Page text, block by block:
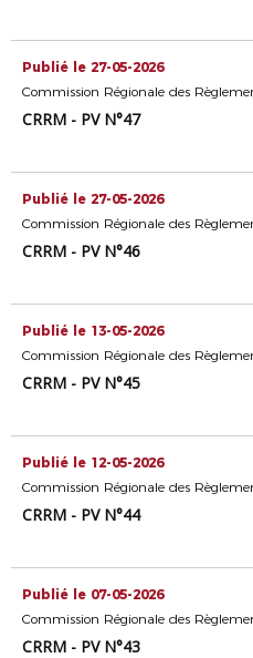
Publié le 27-05-2026
CRRM - PV N°47
Publié le 27-05-2026
CRRM - PV N°46
Publié le 13-05-2026
CRRM - PV N°45
Publié le 12-05-2026
CRRM - PV N°44
Publié le 07-05-2026
CRRM - PV N°43